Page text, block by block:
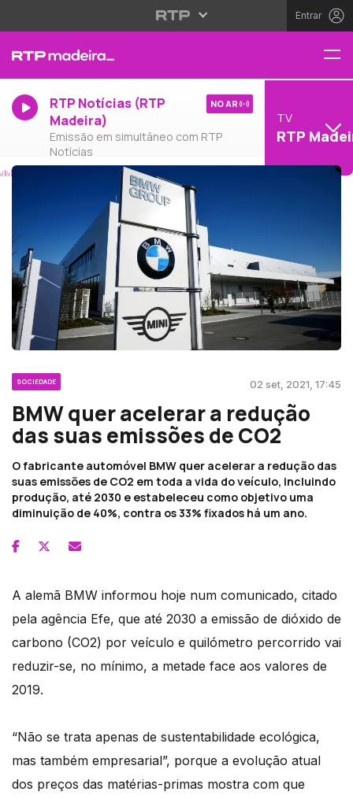
Entrar
RTP Notícias (RTP
Madeira)
Emissão em simultâneo com RTP
Notícias
NO AR
TV
RTP
SOCIEDADE 02 set, 2021, 17:45
BMW quer acelerar a redução
das suas emissões de CO2
O fabricante automóvel BMW quer acelerar a redução das
suas emissões de CO2 em toda a vida do veículo, incluindo
produção, até 2030 e estabeleceu como objetivo uma
diminuição de 40%, contra os 33% fixados há um ano.
A alemã BMW informou hoje num comunicado, citado
pela agência Efe, que até 2030 a emissão de dióxido de
carbono (CO2) por veículo e quilómetro percorrido vai
reduzir-se, no mínimo, a metade face aos valores de
2019.
“Não se trata apenas de sustentabilidade ecológica,
mas também empresarial”, porque a evolução atual
dos preços das matérias-primas mostra com que